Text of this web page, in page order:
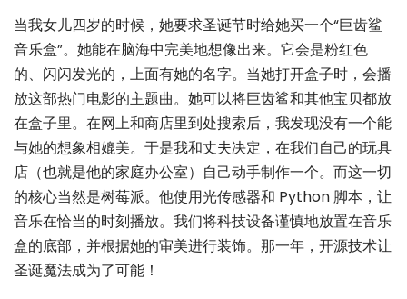
当我女儿四岁的时候，她要求圣诞节时给她买一个“巨齿鲨
音乐盒”。她能在脑海中完美地想像出来。它会是粉红色
的、闪闪发光的，上面有她的名字。当她打开盒子时，会播
放这部热门电影的主题曲。她可以将巨齿鲨和其他宝贝都放
在盒子里。在网上和商店里到处搜索后，我发现没有一个能
与她的想象相媲美。于是我和丈夫决定，在我们自己的玩具
店（也就是他的家庭办公室）自己动手制作一个。而这一切
的核心当然是树莓派。他使用光传感器和 Python 脚本，让
音乐在恰当的时刻播放。我们将科技设备谨慎地放置在音乐
盒的底部，并根据她的审美进行装饰。那一年，开源技术让
圣诞魔法成为了可能！